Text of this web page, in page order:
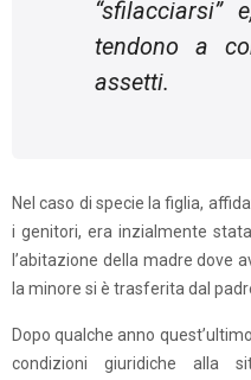
“sfilacciarsi”
tendono a
assetti.
Nel caso di specie la figlia,
i genitori, era inzialmente
l’abitazione della madre dove
la minore si è trasferita dal
Dopo qualche anno
condizioni giuridiche alla